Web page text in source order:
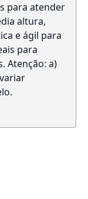
para atender
altura,
e ágil para
para
Atenção: a)